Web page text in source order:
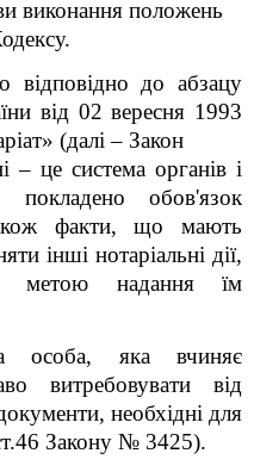
виконання положень
відповідно до абзацу
від 02 вересня 1993
(далі – Закон
– це система органів і
обов'язок
факти, що мають
інші нотаріальні дії,
метою надання їм
особа, яка вчиняє
витребовувати від
необхідні для
Закону № 3425).